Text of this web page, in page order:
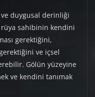
ve duygusal derinliği
sahibinin kendini
gerektiğini,
ve içsel
Gölün yüzeyine
ve kendini tanımak